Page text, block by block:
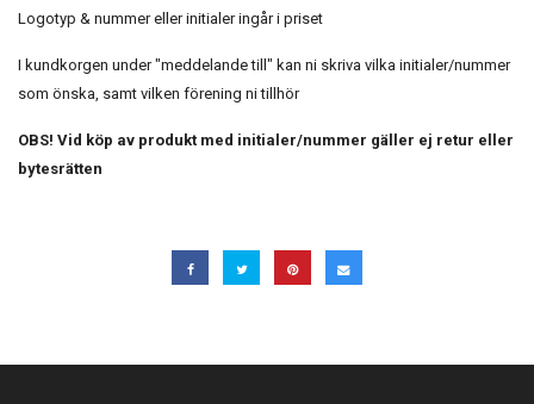
Logotyp & nummer eller initialer ingår i priset
I kundkorgen under "meddelande till" kan ni skriva vilka initialer/nummer
som önska, samt vilken förening ni tillhör
OBS! Vid köp av produkt med initialer/nummer gäller ej retur eller
bytesrätten